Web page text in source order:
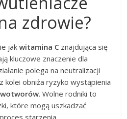
zdrowie?
jakwitamina C znajdująca się
kluczowe znaczenie dla
polega na neutralizacji
kolei obniża ryzyko wystąpienia
. Wolne rodniki to
które mogą uszkadzać
starzenia.